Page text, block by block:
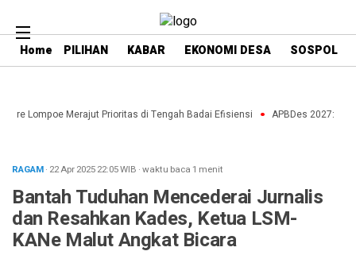
Home PILIHAN KABAR EKONOMI DESA SOSPOL
Lompoe Merajut Prioritas di Tengah Badai Efisiensi APBDes 2027:
RAGAM· 22 Apr 202522:05WIB ·waktu baca 1 menit
Bantah Tuduhan Mencederai Jurnalis
dan Resahkan Kades, Ketua LSM-
KANe Malut Angkat Bicara